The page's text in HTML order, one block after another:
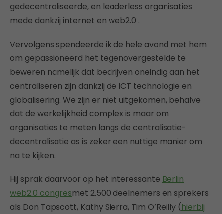
gedecentraliseerde, en leaderless organisaties
mede dankzij internet en web2.0 .
Vervolgens spendeerde ik de hele avond met hem
om gepassioneerd het tegenovergestelde te
beweren namelijk dat bedrijven oneindig aan het
centraliseren zijn dankzij de ICT technologie en
globalisering. We zijn er niet uitgekomen, behalve
dat de werkelijkheid complex is maar om
organisaties te meten langs de centralisatie-
decentralisatie as is zeker een nuttige manier om
na te kijken.
Hij sprak daarvoor op het interessante Berlin
web2.0 congresmet 2.500 deelnemers en sprekers
als Don Tapscott, Kathy Sierra, Tim O’Reilly (hierbij